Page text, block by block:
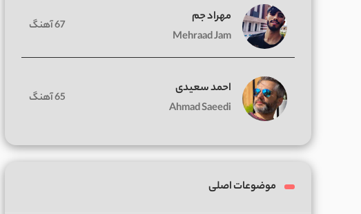
مهراد جم
Mehraad Jam
67 آهنگ
احمد سعیدی
Ahmad Saeedi
65 آهنگ
موضوعات اصلی